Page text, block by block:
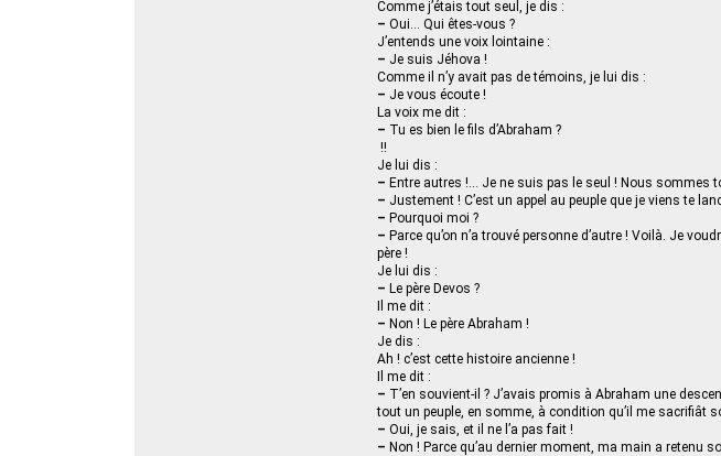
Comme j’étais tout seul, je dis :
– Oui... Qui êtes-vous ?
J’entends une voix lointaine :
– Je suis Jéhova !
Comme il n’y avait pas de témoins, je lui dis :
– Je vous écoute !
La voix me dit :
– Tu es bien le fils d’Abraham ?
!!
Je lui dis :
– Entre autres !... Je ne suis pas le seul ! Nous sommes
– Justement ! C’est un appel au peuple que je viens te
– Pourquoi moi ?
– Parce qu’on n’a trouvé personne d’autre ! Voilà. Je
père !
Je lui dis :
– Le père Devos ?
Il me dit :
– Non ! Le père Abraham !
Je dis :
Ah ! c’est cette histoire ancienne !
Il me dit :
– T’en souvient-il ? J’avais promis à Abraham une
tout un peuple, en somme, à condition qu’il me sacrifiât
– Oui, je sais, et il ne l’a pas fait !
– Non ! Parce qu’au dernier moment, ma main a retenu